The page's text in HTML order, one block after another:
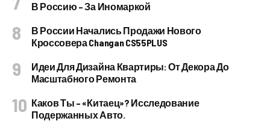
В Россию – За Иномаркой
В России Начались Продажи Нового
Кроссовера Changan CS55PLUS
Идеи Для Дизайна Квартиры: От Декора До
Масштабного Ремонта
Каков Ты – «китаец»? Исследование
Подержанных Авто.